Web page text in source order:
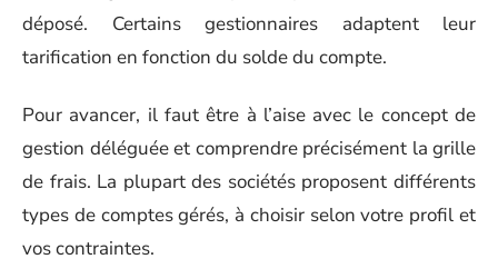
déposé. Certains gestionnaires adaptent leur
tarification en fonction du solde du compte.
Pour avancer, il faut être à l’aise avec le concept de
gestion déléguée et comprendre précisément la grille
de frais. La plupart des sociétés proposent différents
types de comptes gérés, à choisir selon votre profil et
vos contraintes.